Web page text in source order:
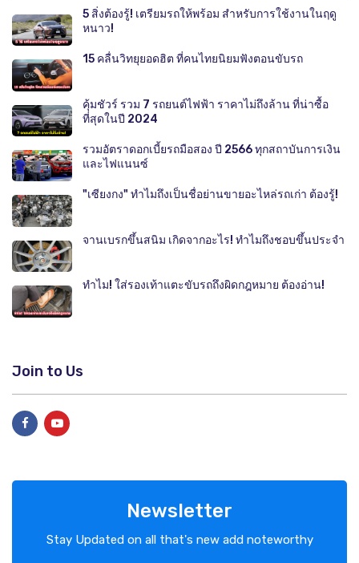
5 สิ่งต้องรู้! เตรียมรถให้พร้อม สำหรับการใช้งานในฤดู
หนาว!
15 คลื่นวิทยุยอดฮิต ที่คนไทยนิยมฟังตอนขับรถ
คุ้มชัวร์ รวม 7 รถยนต์ไฟฟ้า ราคาไม่ถึงล้าน ที่น่าซื้อ
ที่สุดในปี 2024
รวมอัตราดอกเบี้ยรถมือสอง ปี 2566 ทุกสถาบันการเงิน
และไฟแนนซ์
"เซียงกง" ทำไมถึงเป็นชื่อย่านขายอะไหล่รถเก่า ต้องรู้!
จานเบรกขึ้นสนิม เกิดจากอะไร! ทำไมถึงชอบขึ้นประจำ
ทำไม! ใส่รองเท้าแตะขับรถถึงผิดกฎหมาย ต้องอ่าน!
Join to Us
Newsletter
Stay Updated on all that's new add noteworthy